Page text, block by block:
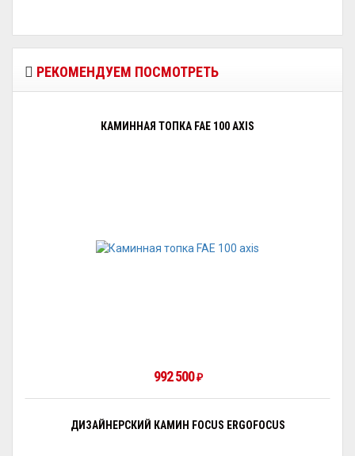
РЕКОМЕНДУЕМ ПОСМОТРЕТЬ
КАМИННАЯ ТОПКА FAE 100 AXIS
992 500₽
ДИЗАЙНЕРСКИЙ КАМИН FOCUS ERGOFOCUS